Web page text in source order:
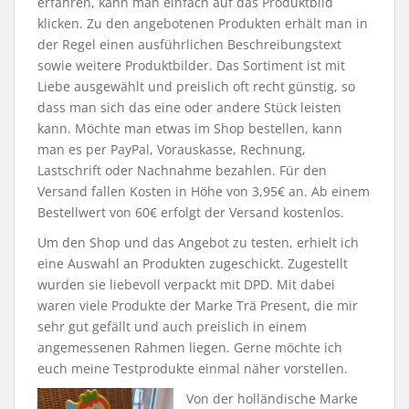
klicken. Zu den angebotenen Produkten erhält man in
der Regel einen ausführlichen Beschreibungstext
sowie weitere Produktbilder. Das Sortiment ist mit
Liebe ausgewählt und preislich oft recht günstig, so
dass man sich das eine oder andere Stück leisten
kann. Möchte man etwas im Shop bestellen, kann
man es per PayPal, Vorauskasse, Rechnung,
Lastschrift oder Nachnahme bezahlen. Für den
Versand fallen Kosten in Höhe von 3,95€ an. Ab einem
Bestellwert von 60€ erfolgt der Versand kostenlos.
Um den Shop und das Angebot zu testen, erhielt ich
eine Auswahl an Produkten zugeschickt. Zugestellt
wurden sie liebevoll verpackt mit DPD. Mit dabei
waren viele Produkte der Marke Trä Present, die mir
sehr gut gefällt und auch preislich in einem
angemessenen Rahmen liegen. Gerne möchte ich
euch meine Testprodukte einmal näher vorstellen.
Von der holländische Marke